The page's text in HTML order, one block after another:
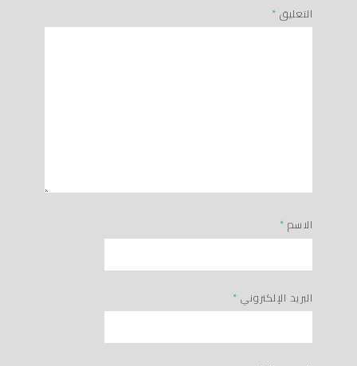
التعليق *
الاسم *
البريد الإلكتروني *